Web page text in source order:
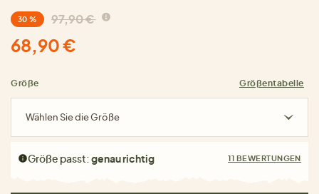
30 % 97,90 €
68,90 €
Größe Größentabelle
Wählen Sie die Größe
Größe passt:genau richtig 11 BEWERTUNGEN